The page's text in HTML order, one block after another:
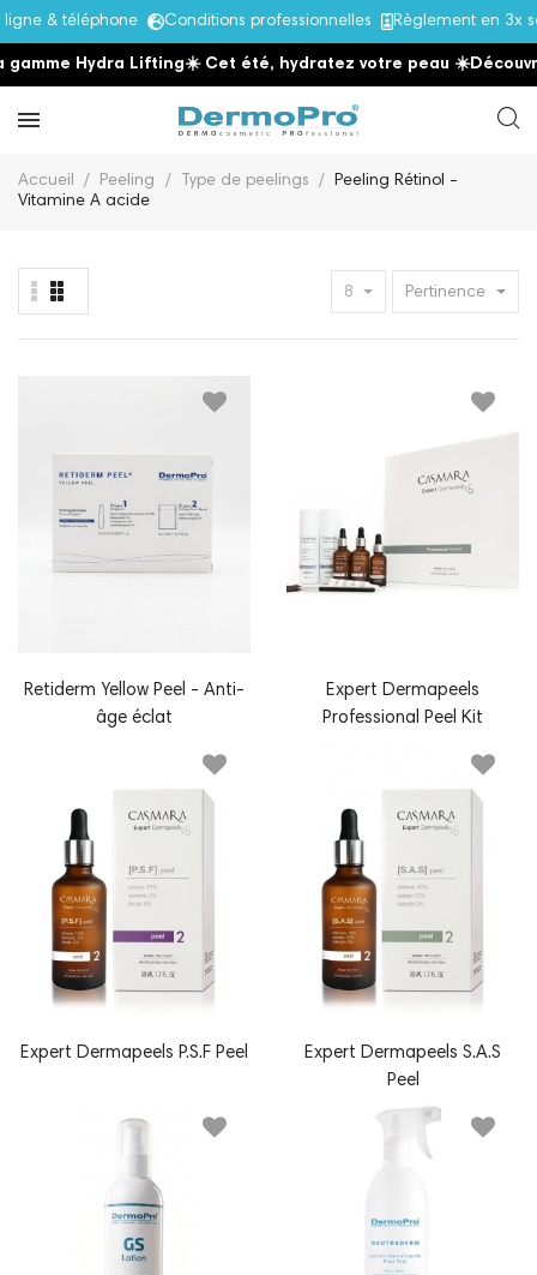
& téléphone Conditions professionnelles Règlement en 3x
Hydra Lifting☀️ Cet été, hydratez votre peau ☀️
Accueil Peeling Type de peelings
Peeling Rétinol -
Vitamine A acide
8 Pertinence
Retiderm Yellow Peel - Anti-
âge éclat
Expert Dermapeels
Professional Peel Kit
Expert Dermapeels P.S.F Peel
Expert Dermapeels S.A.S
Peel